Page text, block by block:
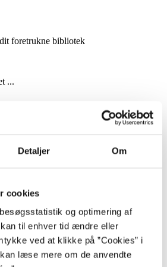
Detaljer Om
cookies
og optimering af
til enhver tid ændre eller
ved at klikke på ”Cookies” i
læse mere om de anvendte
foretrukne bibliotek
...
...
...
...
...